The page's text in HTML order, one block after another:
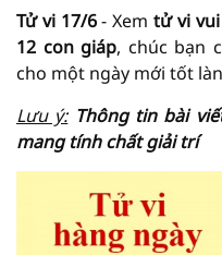
Tử vi 17/6- Xem tử vi
12 con giáp, chúc bạn
cho một ngày mới tốt
Lưu ý: Thông tin bài
mang tính chất giải trí